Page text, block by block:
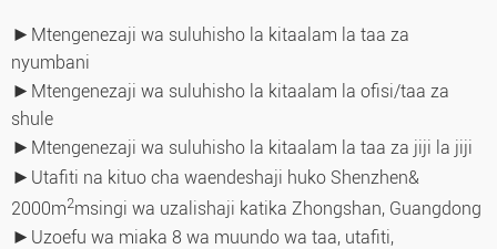
► Mtengenezaji wa suluhisho la kitaalam la taa za
nyumbani
► Mtengenezaji wa suluhisho la kitaalam la ofisi/taa za
shule
► Mtengenezaji wa suluhisho la kitaalam la taa za jiji la jiji
► Utafiti na kituo cha waendeshaji huko Shenzhen&
2000m2msingi wa uzalishaji katika Zhongshan, Guangdong
► Uzoefu wa miaka 8 wa muundo wa taa, utafiti,